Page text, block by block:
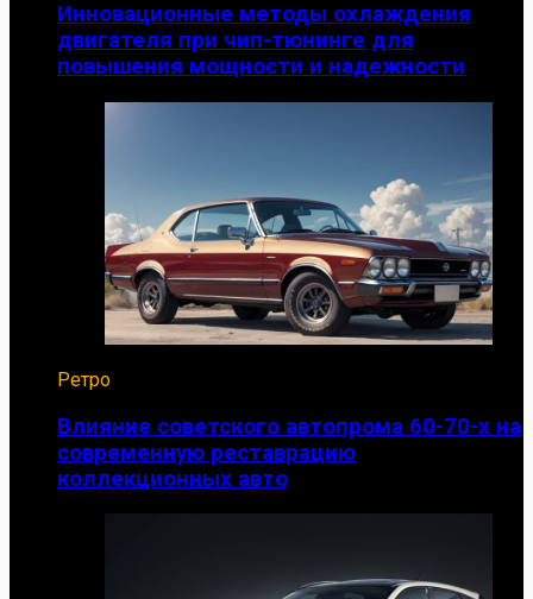
Инновационные методы охлаждения
двигателя при чип-тюнинге для
повышения мощности и надежности
Ретро
Влияние советского автопрома 60-70-х на
современную реставрацию
коллекционных авто